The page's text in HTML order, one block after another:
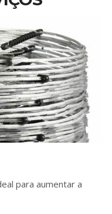
para aumentar a